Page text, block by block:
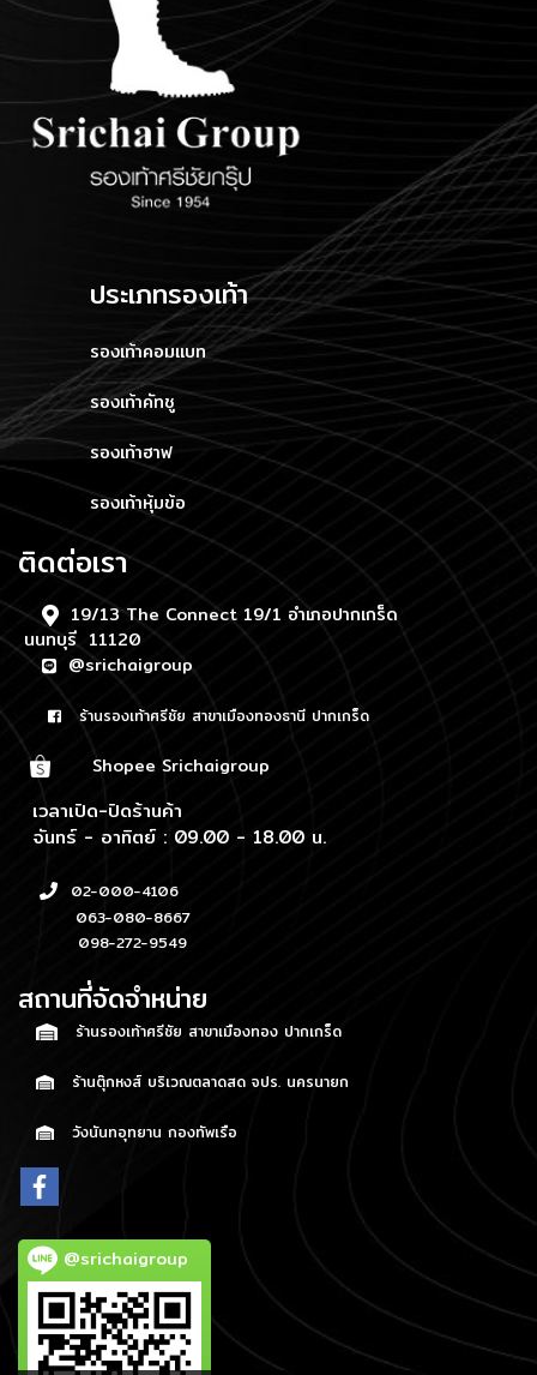
ประเภทรองเท้า
รองเท้าคอมแบท
รองเท้าคัทชู
รองเท้าฮาฟ
รองเท้าหุ้มข้อ
ติดต่อเรา
19/13 The Connect 19/1 อำเภอปากเกร็ด
นนทบุรี 11120
@srichaigroup
ร้านรองเท้าศรีชัย สาขาเมืองทองธานี ปากเกร็ด
Shopee Srichaigroup
เวลาเปิด-ปิดร้านค้า
จันทร์ - อาทิตย์ : 09.00 - 18.00 น.
02-000-4106
063-080-8667
098-272-9549
สถานที่จัดจำหน่าย
ร้านรองเท้าศรีชัย สาขาเมืองทอง ปากเกร็ด
ร้านตุ๊กหงส์ บริเวณตลาดสด จปร. นครนายก
วังนันทอุทยาน กองทัพเรือ
@srichaigroup